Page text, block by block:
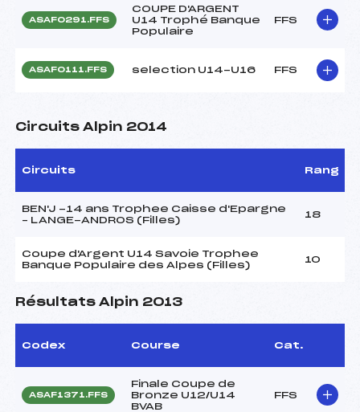
ASAF0291.FFS
COUPE D'ARGENT
U14 Trophé Banque
Populaire
FFS
ASAF0111.FFS selection U14-U16 FFS
Circuits Alpin 2014
Circuits Rang
BEN'J -14 ans Trophee Caisse d'Epargne
– LANGE-ANDROS (Filles)
18
Coupe d'Argent U14 Savoie Trophee
Banque Populaire des Alpes (Filles)
10
Résultats Alpin 2013
Codex Course Cat.
ASAF1371.FFS
Finale Coupe de
Bronze U12/U14
BVAB
FFS